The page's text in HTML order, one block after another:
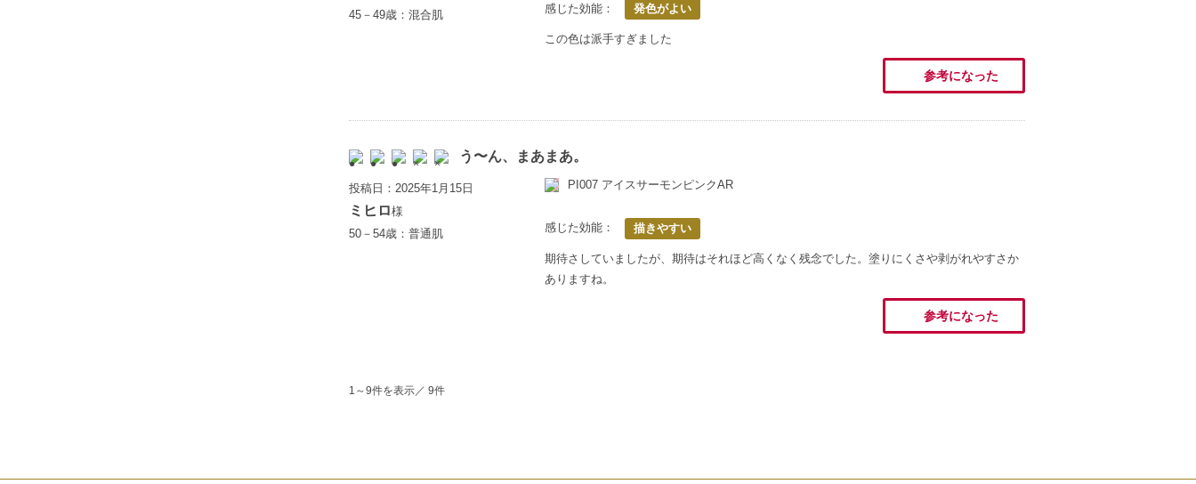
45－49歳：混合肌
感じた効能： 発色がよい
この色は派手すぎました
参考になった
う〜ん、まあまあ。
投稿日：2025年1月15日
ミヒロ様
50－54歳：普通肌
PI007 アイスサーモンピンクAR
感じた効能： 描きやすい
期待さしていましたが、期待はそれほど高くなく残念でした。塗りにくさや剥がれやすさか
ありますね。
参考になった
1～9件を表示／ 9件